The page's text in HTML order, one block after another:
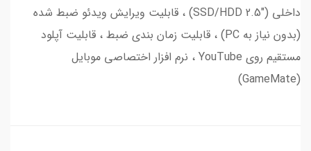
داخلی ("SSD/HDD 2.5) ، قابلیت ویرایش ویدئو ضبط شده
(بدون نیاز به PC) ، قابلیت زمان بندی ضبط ، قابلیت آپلود
مستقیم روی YouTube ، نرم افزار اختصاصی موبایل
(GameMate)